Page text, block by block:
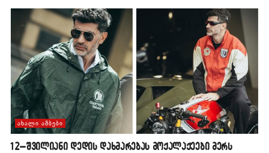
ᲐᲮᲐᲚᲘ ᲐᲛᲑᲔᲑᲘ
12–შვილიანი დედის დახმარებას მოქალაქეები მერს